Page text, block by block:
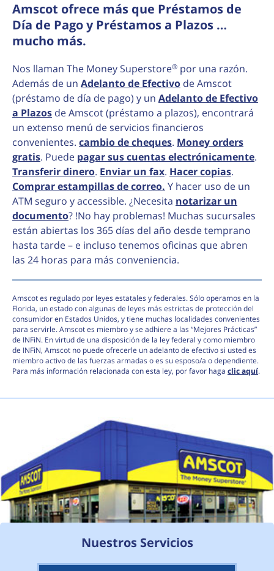
Amscot ofrece más que Préstamos de
Día de Pago y Préstamos a Plazos …
mucho más.
Nos llaman The Money Superstore® por una razón.
Además de un Adelanto de Efectivo de Amscot
(préstamo de día de pago) y un Adelanto de Efectivo
a Plazos de Amscot (préstamo a plazos), encontrará
un extenso menú de servicios financieros
convenientes. cambio de cheques. Money orders
gratis. Puede pagar sus cuentas electrónicamente.
Transferir dinero. Enviar un fax. Hacer copias.
Comprar estampillas de correo. Y hacer uso de un
ATM seguro y accessible. ¿Necesita notarizar un
documento? !No hay problemas! Muchas sucursales
están abiertas los 365 días del año desde temprano
hasta tarde – e incluso tenemos oficinas que abren
las 24 horas para más conveniencia.
Amscot es regulado por leyes estatales y federales. Sólo operamos en la
Florida, un estado con algunas de leyes más estrictas de protección del
consumidor en Estados Unidos, y tiene muchas localidades convenientes
para servirle. Amscot es miembro y se adhiere a las “Mejores Prácticas”
de INFiN. En virtud de una disposición de la ley federal y como miembro
de INFiN, Amscot no puede ofrecerle un adelanto de efectivo si usted es
miembro activo de las fuerzas armadas o es su esposo/a o dependiente.
Para más información relacionada con esta ley, por favor haga clic aquí.
Nuestros Servicios